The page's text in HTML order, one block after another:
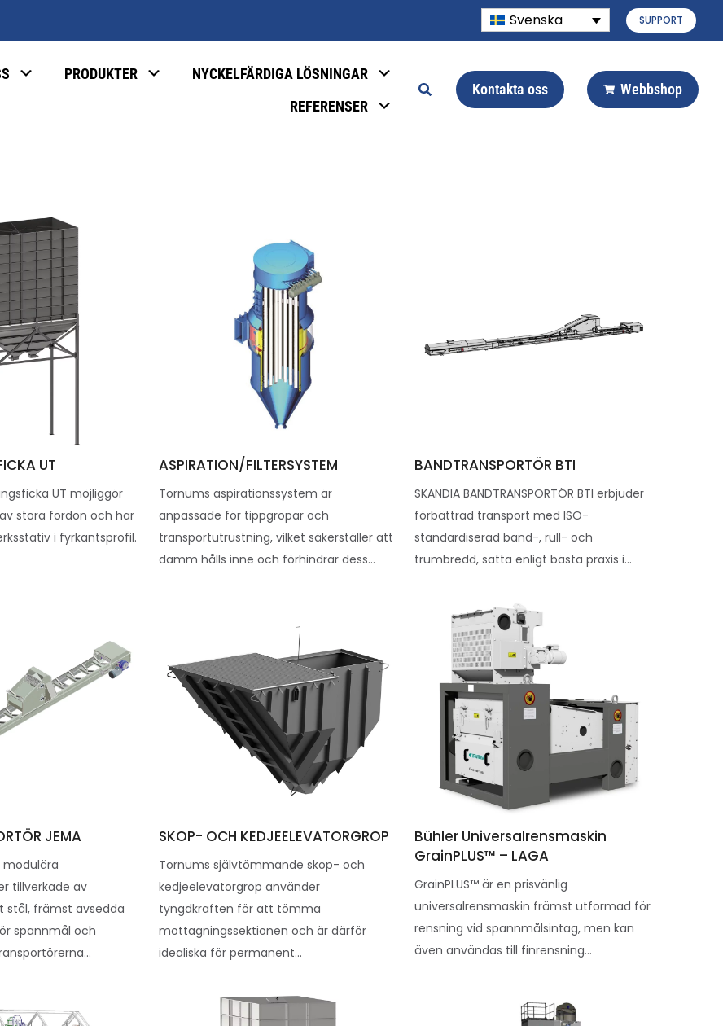
Svenska SUPPORT
PRODUKTER
NYCKELFÄRDIGA LÖSNINGAR
REFERENSER
Kontakta oss Webbshop
UT
UT möjliggör
stora fordon och har
i fyrkantsprofil.
ASPIRATION/FILTERSYSTEM
Tornums aspirationssystem är
anpassade för tippgropar och
transportutrustning, vilket säkerställer att
damm hålls inne och förhindrar dess...
BANDTRANSPORTÖR BTI
SKANDIA BANDTRANSPORTÖR BTI erbjuder
förbättrad transport med ISO-
standardiserad band-, rull- och
trumbredd, satta enligt bästa praxis i...
JEMA
modulära
tillverkade av
stål, främst avsedda
spannmål och
SKOP- OCH KEDJEELEVATORGROP
Tornums självtömmande skop- och
kedjeelevatorgrop använder
tyngdkraften för att tömma
mottagningssektionen och är därför
idealiska för permanent...
Bühler Universalrensmaskin
GrainPLUS™ – LAGA
GrainPLUS™ är en prisvänlig
universalrensmaskin främst utformad för
rensning vid spannmålsintag, men kan
även användas till finrensning...